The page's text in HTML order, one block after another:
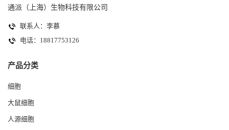
通派（上海）生物科技有限公司
联系人：李慕
电话：18817753126
产品分类
细胞
大鼠细胞
人源细胞